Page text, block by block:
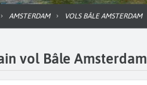
AMSTERDAM VOLS BÂLE AMSTERDAM
vol Bâle Amsterdam